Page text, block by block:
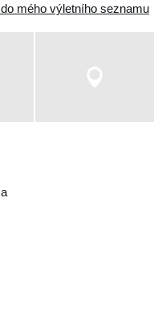
mého výletního seznamu